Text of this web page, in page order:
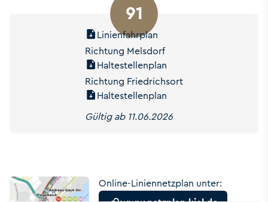
91
Linienfahrplan
Richtung Melsdorf
Haltestellenplan
Richtung Friedrichsort
Haltestellenplan
Gültig ab 11.06.2026
Online-Liniennetzplan unter: